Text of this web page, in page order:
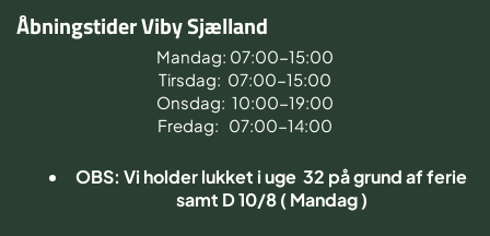
Åbningstider Viby Sjælland
Mandag: 07:00-15:00
Tirsdag: 07:00-15:00
Onsdag: 10:00-19:00
Fredag: 07:00-14:00
OBS: Vi holder lukket i uge 32 på grund af ferie
samt D 10/8 ( Mandag )